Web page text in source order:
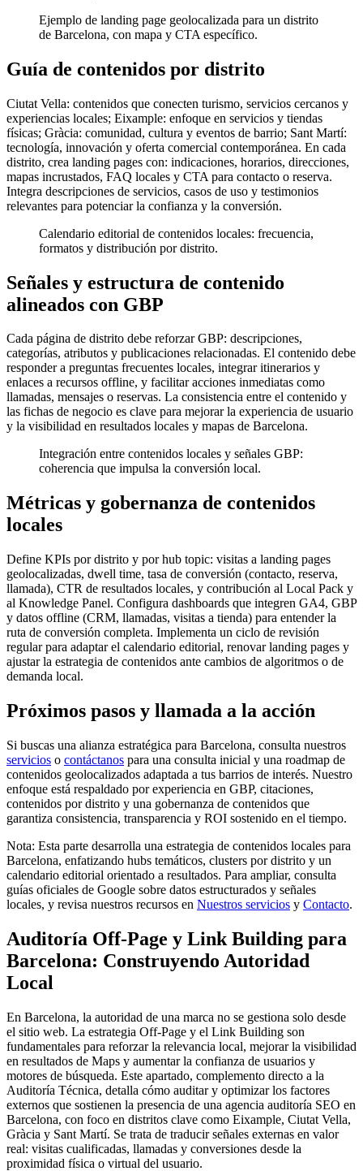
Ejemplo de landing page geolocalizada para un distrito
de Barcelona, con mapa y CTA específico.
Guía de contenidos por distrito
Ciutat Vella: contenidos que conecten turismo, servicios cercanos y
experiencias locales; Eixample: enfoque en servicios y tiendas
físicas; Gràcia: comunidad, cultura y eventos de barrio; Sant Martí:
tecnología, innovación y oferta comercial contemporánea. En cada
distrito, crea landing pages con: indicaciones, horarios, direcciones,
mapas incrustados, FAQ locales y CTA para contacto o reserva.
Integra descripciones de servicios, casos de uso y testimonios
relevantes para potenciar la confianza y la conversión.
Calendario editorial de contenidos locales: frecuencia,
formatos y distribución por distrito.
Señales y estructura de contenido
alineados con GBP
Cada página de distrito debe reforzar GBP: descripciones,
categorías, atributos y publicaciones relacionadas. El contenido debe
responder a preguntas frecuentes locales, integrar itinerarios y
enlaces a recursos offline, y facilitar acciones inmediatas como
llamadas, mensajes o reservas. La consistencia entre el contenido y
las fichas de negocio es clave para mejorar la experiencia de usuario
y la visibilidad en resultados locales y mapas de Barcelona.
Integración entre contenidos locales y señales GBP:
coherencia que impulsa la conversión local.
Métricas y gobernanza de contenidos
locales
Define KPIs por distrito y por hub topic: visitas a landing pages
geolocalizadas, dwell time, tasa de conversión (contacto, reserva,
llamada), CTR de resultados locales, y contribución al Local Pack y
al Knowledge Panel. Configura dashboards que integren GA4, GBP
y datos offline (CRM, llamadas, visitas a tienda) para entender la
ruta de conversión completa. Implementa un ciclo de revisión
regular para adaptar el calendario editorial, renovar landing pages y
ajustar la estrategia de contenidos ante cambios de algoritmos o de
demanda local.
Próximos pasos y llamada a la acción
Si buscas una alianza estratégica para Barcelona, consulta nuestros
servicios o contáctanos para una consulta inicial y una roadmap de
contenidos geolocalizados adaptada a tus barrios de interés. Nuestro
enfoque está respaldado por experiencia en GBP, citaciones,
contenidos por distrito y una gobernanza de contenidos que
garantiza consistencia, transparencia y ROI sostenido en el tiempo.
Nota: Esta parte desarrolla una estrategia de contenidos locales para
Barcelona, enfatizando hubs temáticos, clusters por distrito y un
calendario editorial orientado a resultados. Para ampliar, consulta
guías oficiales de Google sobre datos estructurados y señales
locales, y revisa nuestros recursos en Nuestros servicios y Contacto.
Auditoría Off-Page y Link Building para
Barcelona: Construyendo Autoridad
Local
En Barcelona, la autoridad de una marca no se gestiona solo desde
el sitio web. La estrategia Off-Page y el Link Building son
fundamentales para reforzar la relevancia local, mejorar la visibilidad
en resultados de Maps y aumentar la confianza de usuarios y
motores de búsqueda. Este apartado, complemento directo a la
Auditoría Técnica, detalla cómo auditar y optimizar los factores
externos que sostienen la presencia de una agencia auditoría SEO en
Barcelona, con foco en distritos clave como Eixample, Ciutat Vella,
Gràcia y Sant Martí. Se trata de traducir señales externas en valor
real: visitas cualificadas, llamadas y conversiones desde la
proximidad física o virtual del usuario.